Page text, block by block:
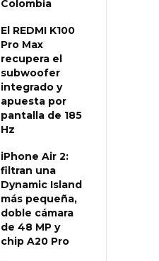
Colombia
El REDMI K100
Pro Max
recupera el
subwoofer
integrado y
apuesta por
pantalla de 185
Hz
iPhone Air 2:
filtran una
Dynamic Island
más pequeña,
doble cámara
de 48 MP y
chip A20 Pro